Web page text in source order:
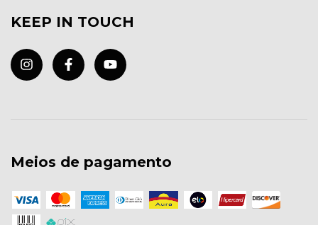
KEEP IN TOUCH
Meios de pagamento